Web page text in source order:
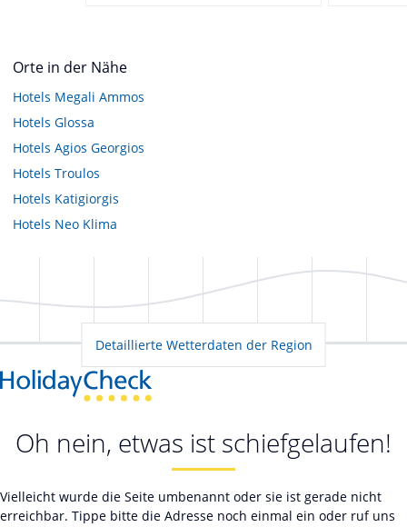
Orte in der Nähe
Hotels Megali Ammos
Hotels Glossa
Hotels Agios Georgios
Hotels Troulos
Hotels Katigiorgis
Hotels Neo Klima
Detaillierte Wetterdaten der Region
Oh nein, etwas ist schiefgelaufen!
Vielleicht wurde die Seite umbenannt oder sie ist gerade nicht
erreichbar. Tippe bitte die Adresse noch einmal ein oder ruf uns